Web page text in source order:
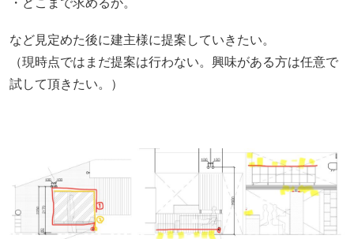
など見定めた後に建主様に提案していきたい。
（現時点ではまだ提案は行わない。興味がある方は任意で
試して頂きたい。）